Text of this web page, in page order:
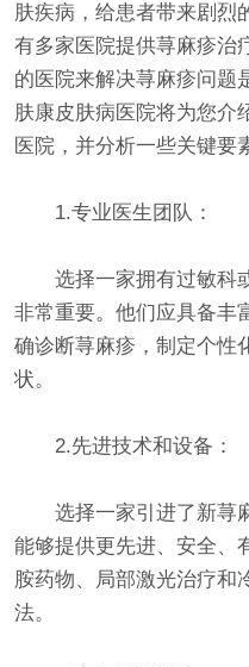
肤疾病，给患者带来剧烈
有多家医院提供荨麻疹治
的医院来解决荨麻疹问题
肤康皮肤病医院将为您介
医院，并分析一些关键要
1.专业医生团队：
选择一家拥有过敏科
非常重要。他们应具备丰
确诊断荨麻疹，制定个性
状。
2.先进技术和设备：
选择一家引进了新荨麻
能够提供更先进、安全、
胺药物、局部激光治疗和
法。